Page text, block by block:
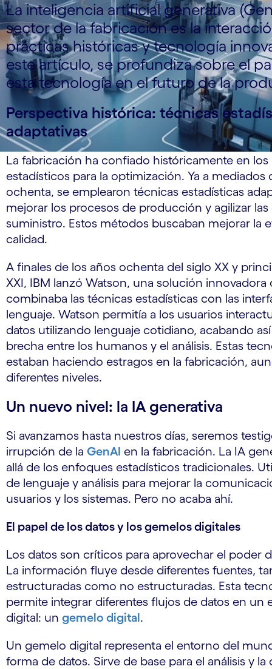
La inteligencia artificial generativa
sector de la fabricación es la
prácticas históricas y tecnología
este artículo, se profundiza sobre el
esta tecnología en el futuro de la
Perspectiva histórica: técnicas
adaptativas
La fabricación ha confiado históricamente en
estadísticos para la optimización. Ya a mediados
ochenta, se emplearon técnicas estadísticas
mejorar los procesos de producción y agilizar las
suministro. Estos métodos buscaban mejorar la
calidad.
A finales de los años ochenta del siglo XX y
XXI, IBM lanzó Watson, una solución innovadora
combinaba las técnicas estadísticas con las
lenguaje. Watson permitía a los usuarios
datos utilizando lenguaje cotidiano, acabando
brecha entre los humanos y el análisis. Estas
estaban haciendo estragos en la fabricación,
diferentes niveles.
Un nuevo nivel: la IA generativa
Si avanzamos hasta nuestros días, seremos
irrupción de la GenAI en la fabricación. La IA
allá de los enfoques estadísticos tradicionales.
de lenguaje y análisis para mejorar la
usuarios y los sistemas. Pero no acaba ahí.
El papel de los datos y los gemelos digitales
Los datos son críticos para aprovechar el poder
La información fluye desde diferentes fuentes,
estructuradas como no estructuradas. Esta
permite integrar diferentes flujos de datos en un
digital: un gemelo digital.
Un gemelo digital representa el entorno del
forma de datos. Sirve de base para el análisis y